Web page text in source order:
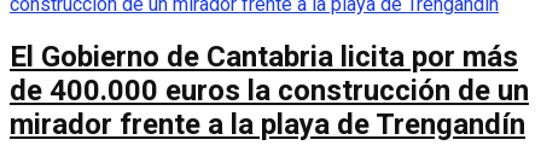
El Gobierno de Cantabria licita por más
de 400.000 euros la construcción de un
mirador frente a la playa de Trengandín